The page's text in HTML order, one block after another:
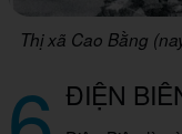
Thị xã Cao Bằng
ĐIỆN